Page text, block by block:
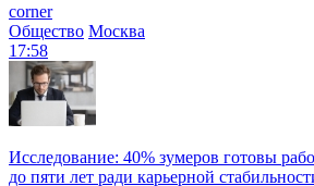
corner
Общество Москва
17:58
Исследование: 40% зумеров готовы
до пяти лет ради карьерной